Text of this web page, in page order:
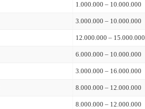
1.000.000 – 10.000.000
3.000.000 – 10.000.000
12.000.000 – 15.000.000
6.000.000 – 10.000.000
3.000.000 – 16.000.000
8.000.000 – 12.000.000
8.000.000 – 12.000.000